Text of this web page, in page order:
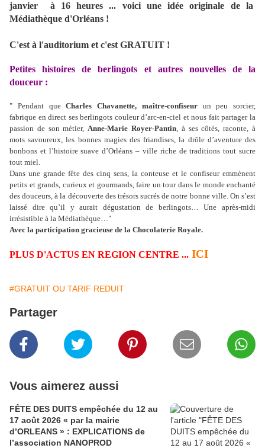
janvier à 16 heures ... voici une idée originale de la
Médiathèque d'Orléans !
C'est à l'auditorium et c'est GRATUIT !
Petites histoires de berlingots et autres nouvelles de la
douceur :
" Pendant queCharles Chavanette, maître-confiseurun peu sorcier,
fabrique en direct ses berlingots couleur d’arc-en-ciel et nous fait partager la
passion de son métier,Anne-Marie Royer-Pantin, à ses côtés, raconte, à
mots savoureux, les bonnes magies des friandises, la drôle d’aventure des
bonbons et l’histoire suave d’Orléans – ville riche de traditions tout sucre
tout miel.
Dans une grande fête des cinq sens, la conteuse et le confiseur emmènent
petits et grands, curieux et gourmands, faire un tour dans le monde enchanté
des douceurs, à la découverte des trésors sucrés de notre bonne ville. On s’est
laissé dire qu’il y aurait dégustation de berlingots… Une après-midi
irrésistible à la Médiathèque…"
Avec la participation gracieuse de la Chocolaterie Royale.
PLUS D'ACTUS EN REGION CENTRE ... ICI
#GRATUIT OU TARIF REDUIT
Partager
Vous aimerez aussi
FÊTE DES DUITS empêchée du 12 au
17 août 2026 « par la mairie
d’ORLEANS » : EXPLICATIONS de
l’association NANOPROD